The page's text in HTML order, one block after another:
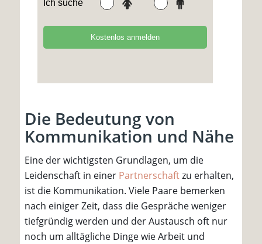
Die Bedeutung von
Kommunikation und Nähe
Eine der wichtigsten Grundlagen, um die
Leidenschaft in einer Partnerschaftzu erhalten,
ist die Kommunikation. Viele Paare bemerken
nach einiger Zeit, dass die Gespräche weniger
tiefgründig werden und der Austausch oft nur
noch um alltägliche Dinge wie Arbeit und